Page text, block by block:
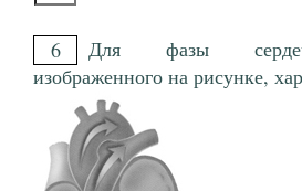
6
Для фазы
изображенного на рисунке,